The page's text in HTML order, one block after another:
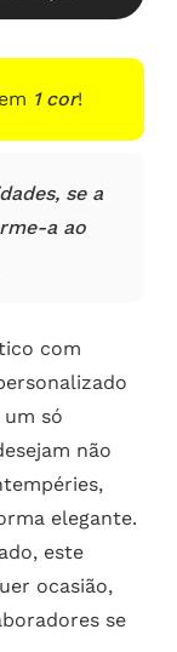
1 cor!
se a
a ao
com
só
não
elegante.
este
ocasião,
se